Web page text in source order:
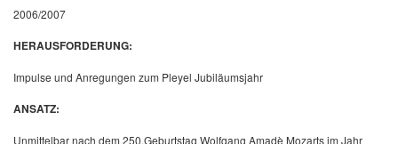
2006/2007
HERAUSFORDERUNG:
Impulse und Anregungen zum Pleyel Jubiläumsjahr
ANSATZ:
Unmittelbar nach dem 250.Geburtstag Wolfgang Amadè Mozarts im Jahr